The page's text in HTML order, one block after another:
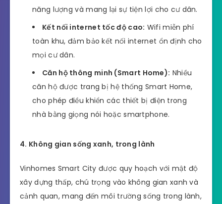
năng lượng và mang lại sự tiện lợi cho cư dân.
Kết nối internet tốc độ cao: Wifi miễn phí
toàn khu, đảm bảo kết nối internet ổn định cho
mọi cư dân.
Căn hộ thông minh (Smart Home): Nhiều
căn hộ được trang bị hệ thống Smart Home,
cho phép điều khiển các thiết bị điện trong
nhà bằng giọng nói hoặc smartphone.
4. Không gian sống xanh, trong lành
Vinhomes Smart City được quy hoạch với mật độ
xây dựng thấp, chú trọng vào không gian xanh và
cảnh quan, mang đến môi trường sống trong lành,